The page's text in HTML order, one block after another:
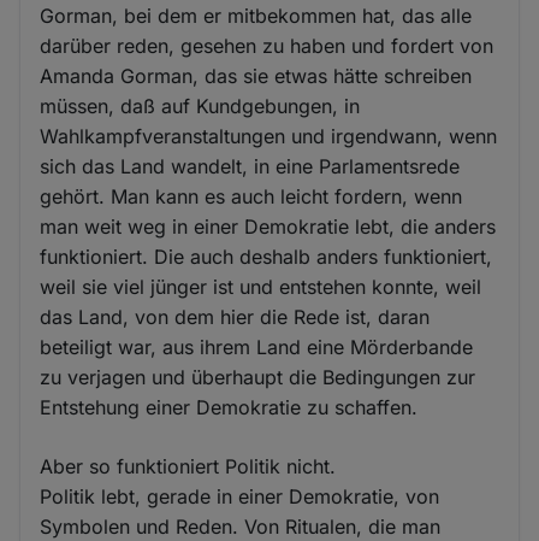
Gorman, bei dem er mitbekommen hat, das alle
darüber reden, gesehen zu haben und fordert von
Amanda Gorman, das sie etwas hätte schreiben
müssen, daß auf Kundgebungen, in
Wahlkampfveranstaltungen und irgendwann, wenn
sich das Land wandelt, in eine Parlamentsrede
gehört. Man kann es auch leicht fordern, wenn
man weit weg in einer Demokratie lebt, die anders
funktioniert. Die auch deshalb anders funktioniert,
weil sie viel jünger ist und entstehen konnte, weil
das Land, von dem hier die Rede ist, daran
beteiligt war, aus ihrem Land eine Mörderbande
zu verjagen und überhaupt die Bedingungen zur
Entstehung einer Demokratie zu schaffen.
Aber so funktioniert Politik nicht.
Politik lebt, gerade in einer Demokratie, von
Symbolen und Reden. Von Ritualen, die man